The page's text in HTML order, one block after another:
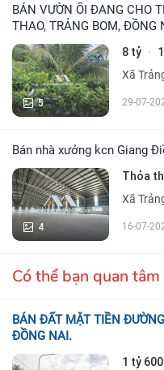
BÁN VƯỜN ỔI ĐANG CHO THU NHẬP dt 18.325m² tại SÔNG
THAO, TRẢNG BOM, ĐỒNG
5
8 tỷ ·
Xã
29-07-
Bán nhà xưởng kcn Giang
4
Thỏa
Xã
16-07-
Có thể bạn quan tâm
BÁN ĐẤT MẶT TIỀN ĐƯỜNG NHỰA – LÂM SAN CẨM MỸ,
ĐỒNG NAI.
1 tỷ